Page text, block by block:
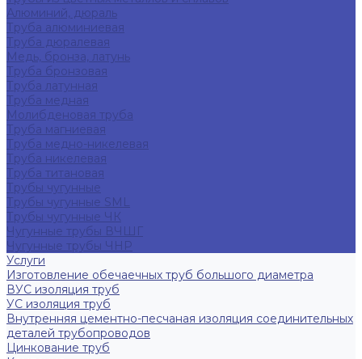
Алюминий, дюраль
Труба алюминиевая
Труба дюралевая
Медь, бронза, латунь
Труба бронзовая
Труба латунная
Труба медная
Молибденовая труба
Труба магниевая
Труба медно-никелевая
Труба никелевая
Труба титановая
Трубы чугунные
Трубы чугунные SML
Трубы чугунные ЧК
Чугунные трубы ВЧШГ
Чугунные трубы ЧНР
Услуги
Изготовление обечаечных труб большого диаметра
ВУС изоляция труб
УС изоляция труб
Внутренняя цементно-песчаная изоляция соединительных
деталей трубопроводов
Цинкование труб